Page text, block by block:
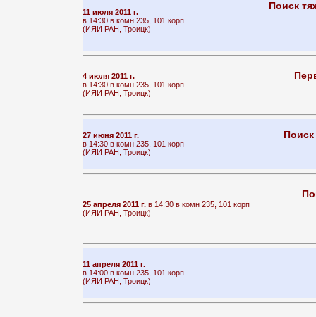
11 июля 2011 г.
в 14:30 в комн 235, 101 корп
(ИЯИ РАН, Троицк)
Поиск
4 июля 2011 г.
в 14:30 в комн 235, 101 корп
(ИЯИ РАН, Троицк)
27 июня 2011 г.
в 14:30 в комн 235, 101 корп
(ИЯИ РАН, Троицк)
25 апреля 2011 г.в 14:30 в комн 235, 101 корп
(ИЯИ РАН, Троицк)
11 апреля 2011 г.
в 14:00 в комн 235, 101 корп
(ИЯИ РАН, Троицк)